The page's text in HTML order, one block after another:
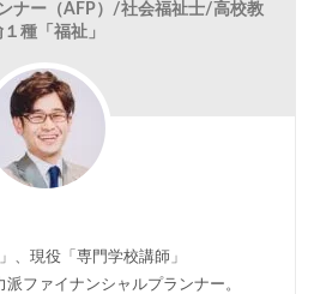
ナー（AFP）/社会福祉士/高校教
種「福祉」
、現役「専門学校講師」
ファイナンシャルプランナー。